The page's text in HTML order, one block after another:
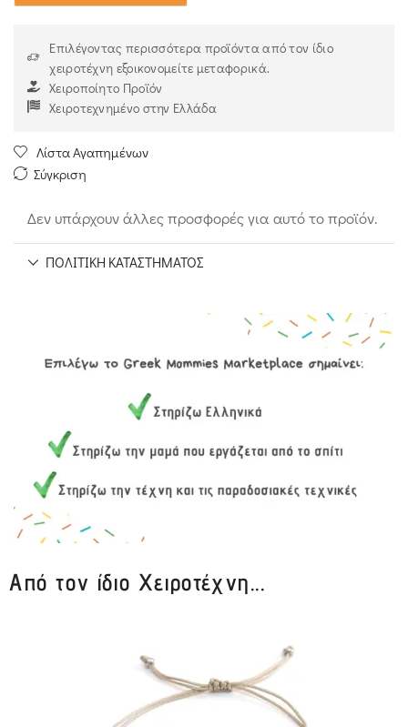
Επιλέγοντας περισσότερα προϊόντα από τον ίδιο
χειροτέχνη εξοικονομείτε μεταφορικά.
Χειροποίητο Προϊόν
Χειροτεχνημένο στην Ελλάδα
Λίστα Αγαπημένων
Σύγκριση
Δεν υπάρχουν άλλες προσφορές για αυτό το προϊόν.
ΠΟΛΙΤΙΚΉ ΚΑΤΑΣΤΉΜΑΤΟΣ
Από τον ίδιο Χειροτέχνη...